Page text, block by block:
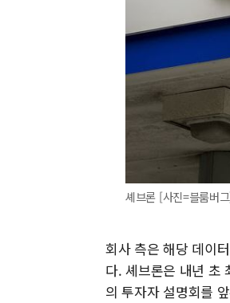
셰브론 [사진=블룸버
회사 측은 해당 데이
다. 셰브론은 내년 초
의 투자자 설명회를